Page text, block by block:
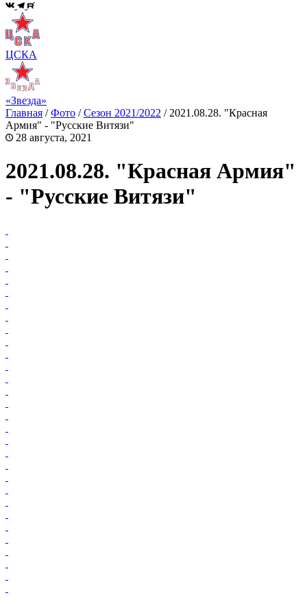
ЦСКА
«Звезда»
Главная /Фото /Сезон 2021/2022 / 2021.08.28. "Красная
Армия" - "Русские Витязи"
28 августа, 2021
2021.08.28. "Красная Армия"
- "Русские Витязи"